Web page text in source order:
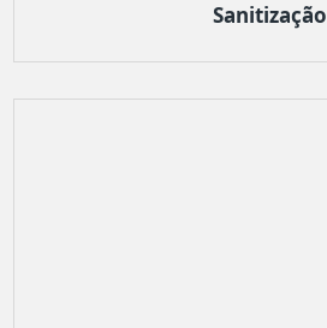
Sanitização